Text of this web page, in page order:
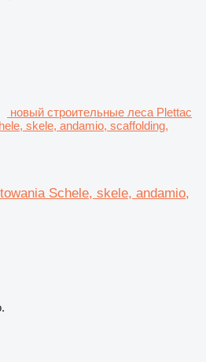
новый строительные леса Plettac
skele, andamio, scaffolding,
Schele, skele, andamio,